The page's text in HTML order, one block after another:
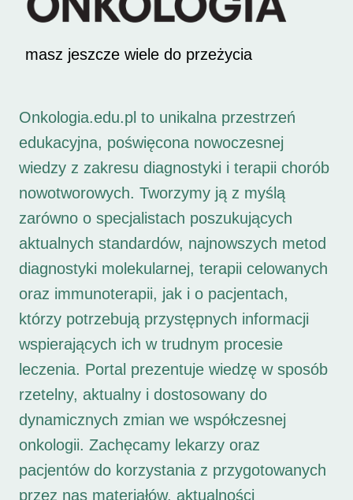
masz jeszcze wiele do przeżycia
Onkologia.edu.pl to unikalna przestrzeń
edukacyjna, poświęcona nowoczesnej
wiedzy z zakresu diagnostyki i terapii chorób
nowotworowych. Tworzymy ją z myślą
zarówno o specjalistach poszukujących
aktualnych standardów, najnowszych metod
diagnostyki molekularnej, terapii celowanych
oraz immunoterapii, jak i o pacjentach,
którzy potrzebują przystępnych informacji
wspierających ich w trudnym procesie
leczenia. Portal prezentuje wiedzę w sposób
rzetelny, aktualny i dostosowany do
dynamicznych zmian we współczesnej
onkologii. Zachęcamy lekarzy oraz
pacjentów do korzystania z przygotowanych
przez nas materiałów, aktualności